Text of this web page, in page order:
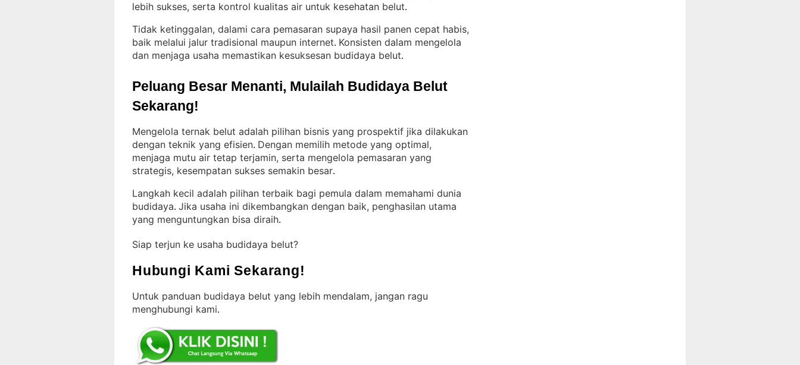
lebih sukses, serta kontrol kualitas air untuk kesehatan belut.
Tidak ketinggalan, dalami cara pemasaran supaya hasil panen cepat habis,
baik melalui jalur tradisional maupun internet. Konsisten dalam mengelola
dan menjaga usaha memastikan kesuksesan budidaya belut.
Peluang Besar Menanti, Mulailah Budidaya Belut
Sekarang!
Mengelola ternak belut adalah pilihan bisnis yang prospektif jika dilakukan
dengan teknik yang efisien. Dengan memilih metode yang optimal,
menjaga mutu air tetap terjamin, serta mengelola pemasaran yang
strategis, kesempatan sukses semakin besar.
Langkah kecil adalah pilihan terbaik bagi pemula dalam memahami dunia
budidaya. Jika usaha ini dikembangkan dengan baik, penghasilan utama
yang menguntungkan bisa diraih.
Siap terjun ke usaha budidaya belut?
Hubungi Kami Sekarang!
Untuk panduan budidaya belut yang lebih mendalam, jangan ragu
menghubungi kami.